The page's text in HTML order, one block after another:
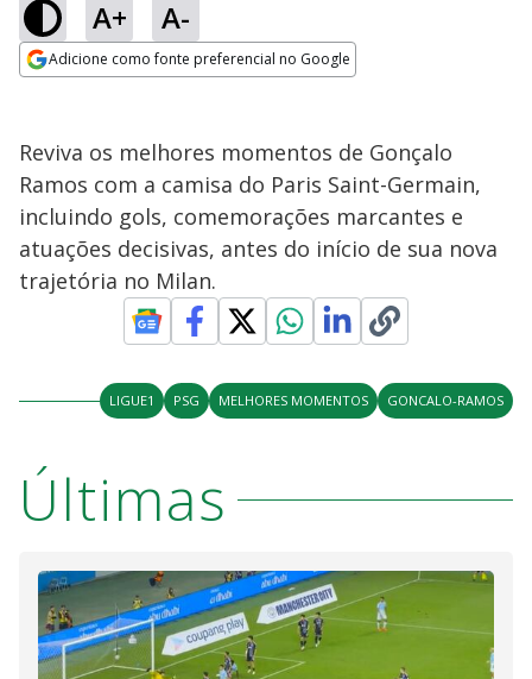
A+ A-
Adicione como fonte preferencial no Google
Reviva os melhores momentos de Gonçalo
Ramos com a camisa do Paris Saint-Germain,
incluindo gols, comemorações marcantes e
atuações decisivas, antes do início de sua nova
trajetória no Milan.
LIGUE1 PSG MELHORES MOMENTOS GONCALO-RAMOS
Últimas